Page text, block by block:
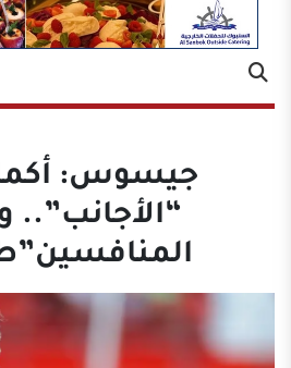
جيسوس:
“الأجانب”..